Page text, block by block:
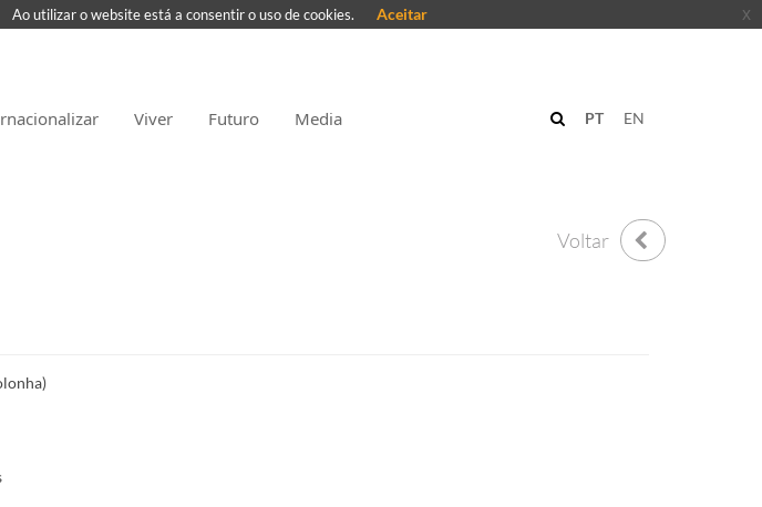
Viver Futuro Media EN
PT
Voltar
Ao utilizar o website está a consentir o uso de cookies. Aceitar x